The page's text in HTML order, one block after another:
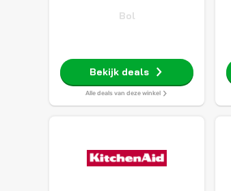
Bol
Bekijk deals
Alle deals van deze winkel